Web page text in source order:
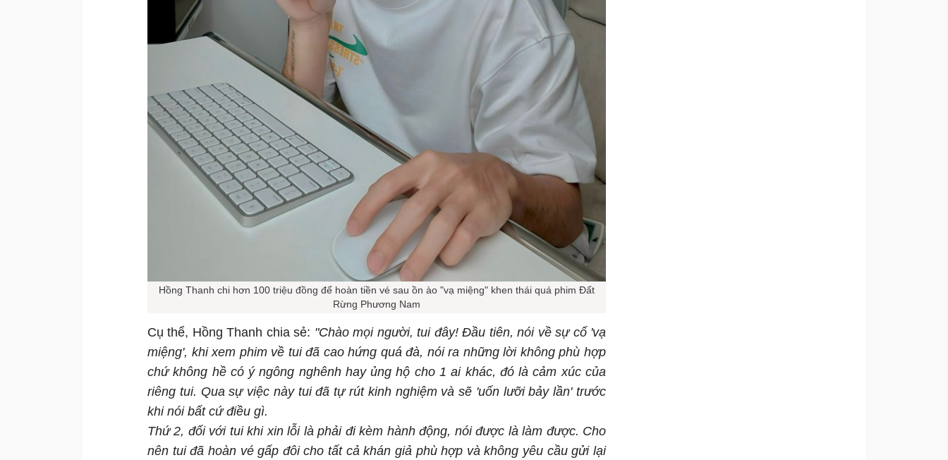
Hồng Thanh chi hơn 100 triệu đồng để hoàn tiền vé sau ồn ào "vạ miệng" khen thái quá phim Đất
Rừng Phương Nam
Cụ thể, Hồng Thanh chia sẻ: "Chào mọi người, tui đây! Đầu tiên, nói về sự cố 'vạ
miệng', khi xem phim về tui đã cao hứng quá đà, nói ra những lời không phù hợp
chứ không hề có ý ngông nghênh hay ủng hộ cho 1 ai khác, đó là cảm xúc của
riêng tui. Qua sự việc này tui đã tự rút kinh nghiệm và sẽ 'uốn lưỡi bảy lần' trước
khi nói bất cứ điều gì.
Thứ 2, đối với tui khi xin lỗi là phải đi kèm hành động, nói được là làm được. Cho
nên tui đã hoàn vé gấp đôi cho tất cả khán giả phù hợp và không yêu cầu gửi lại